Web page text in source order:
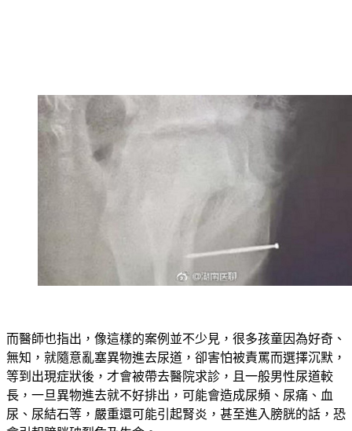
而醫師也指出，像這樣的案例並不少見，很多孩童因為好奇、
無知，就隨意亂塞異物進去尿道，卻害怕被責罵而選擇沉默，
等到出現症狀後，才會被帶去醫院求診，且一般男性尿道較
長，一旦異物進去就不好排出，可能會造成尿頻、尿痛、血
尿、尿結石等，嚴重還可能引起腎炎，甚至進入膀胱的話，恐